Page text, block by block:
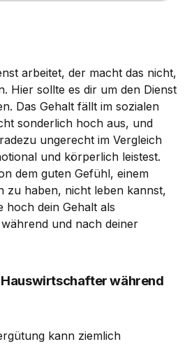
arbeitet, der macht das nicht,
Hier sollte es dir um den Dienst
Das Gehalt fällt im sozialen
sonderlich hoch aus, und
ungerecht im Vergleich
und körperlich leistest.
dem guten Gefühl, einem
zu haben, nicht leben kannst,
hoch dein Gehalt als
und nach deiner
während
kann ziemlich